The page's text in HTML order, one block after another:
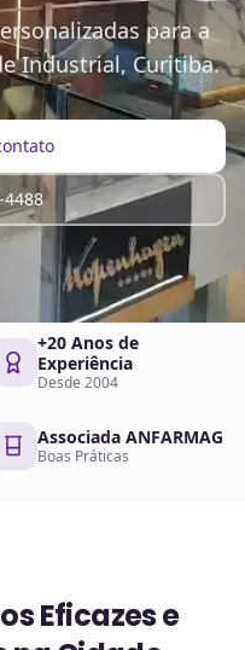
para a
Industrial, Curitiba.
4488
+20 Anos de
Experiência
Desde 2004
Associada ANFARMAG
Boas Práticas
Eficazes e